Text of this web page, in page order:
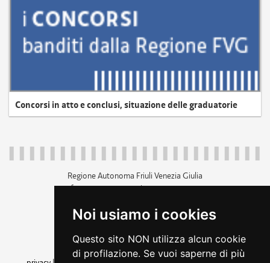
Noi usiamo i cookies
Questo sito NON utilizza alcun cookie
di profilazione. Se vuoi saperne di più
Concorsi in atto e conclusi, situazione delle graduatorie
Regione Autonoma Friuli Venezia Giulia
c.f. 80014930327; p.iva 00526040324
+39 040 3771111
amministrazione trasparente